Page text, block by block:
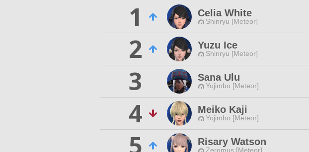
1 Celia White
Shinryu [Meteor]
2
Yuzu Ice
Shinryu [Meteor]
3
Sana Ulu
Yojimbo [Meteor]
4
Meiko Kaji
Yojimbo [Meteor]
5
Risary Watson
Zeromus [Meteor]